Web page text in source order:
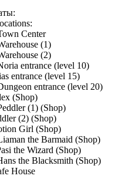
Center
(1)
(2)
entrance (level 10)
entrance (level 15)
entrance (level 20)
(Shop)
(1) (Shop)
(2) (Shop)
Girl (Shop)
the Barmaid (Shop)
the Wizard (Shop)
the Blacksmith (Shop)
House